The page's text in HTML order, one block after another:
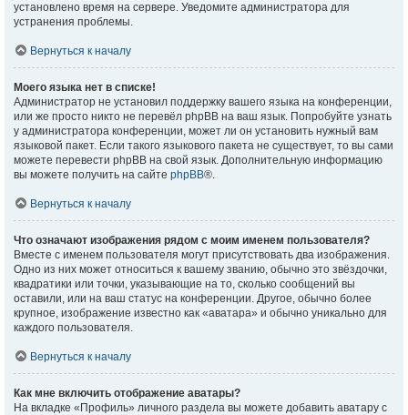
установлено время на сервере. Уведомите администратора для
устранения проблемы.
Вернуться к началу
Моего языка нет в списке!
Администратор не установил поддержку вашего языка на конференции,
или же просто никто не перевёл phpBB на ваш язык. Попробуйте узнать
у администратора конференции, может ли он установить нужный вам
языковой пакет. Если такого языкового пакета не существует, то вы сами
можете перевести phpBB на свой язык. Дополнительную информацию
вы можете получить на сайте phpBB®.
Вернуться к началу
Что означают изображения рядом с моим именем пользователя?
Вместе с именем пользователя могут присутствовать два изображения.
Одно из них может относиться к вашему званию, обычно это звёздочки,
квадратики или точки, указывающие на то, сколько сообщений вы
оставили, или на ваш статус на конференции. Другое, обычно более
крупное, изображение известно как «аватара» и обычно уникально для
каждого пользователя.
Вернуться к началу
Как мне включить отображение аватары?
На вкладке «Профиль» личного раздела вы можете добавить аватару с